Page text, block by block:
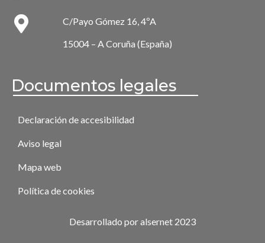
C/Payo Gómez 16, 4ºA
15004 – A Coruña (España)
Documentos legales
Declaración de accesibilidad
Aviso legal
Mapa web
Política de cookies
Desarrollado por alsernet 2023